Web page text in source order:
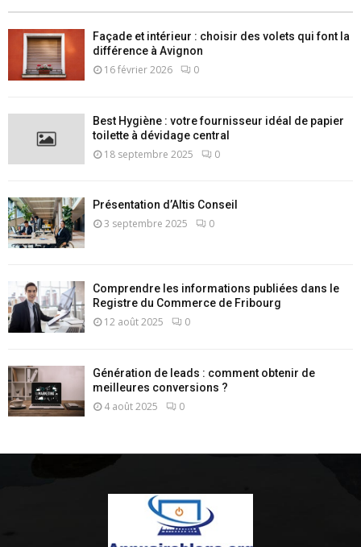
Façade et intérieur : choisir des volets qui font la
différence à Avignon
16 février 2026 0
Best Hygiène : votre fournisseur idéal de papier
toilette à dévidage central
18 septembre 2025 0
Présentation d’Altis Conseil
3 septembre 2025 0
Comprendre les informations publiées dans le
Registre du Commerce de Fribourg
12 août 2025 0
Génération de leads : comment obtenir de
meilleures conversions ?
4 août 2025 0